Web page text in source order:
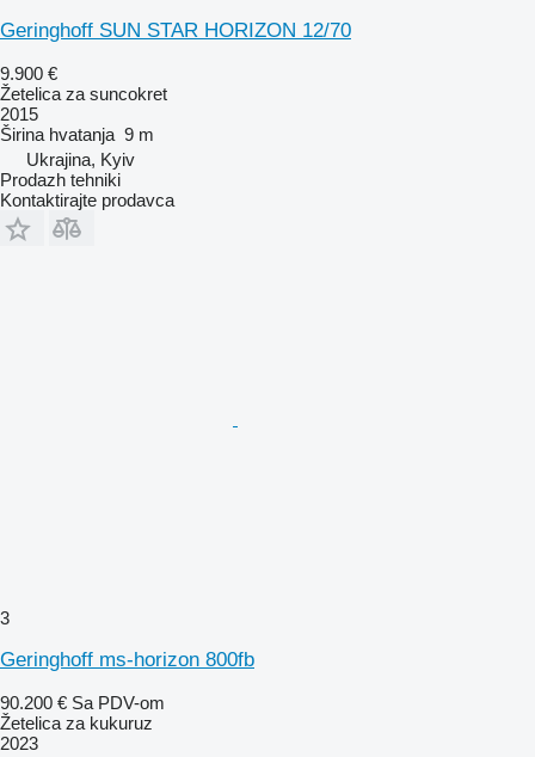
Geringhoff SUN STAR HORIZON 12/70
9.900 €
Žetelica za suncokret
2015
Širina hvatanja 9 m
Ukrajina, Kyiv
Prodazh tehniki
Kontaktirajte prodavca
3
Geringhoff ms-horizon 800fb
90.200 € Sa PDV-om
Žetelica za kukuruz
2023